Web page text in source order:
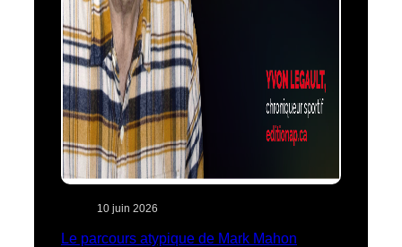
10 juin 2026
Le parcours atypique de Mark Mahon